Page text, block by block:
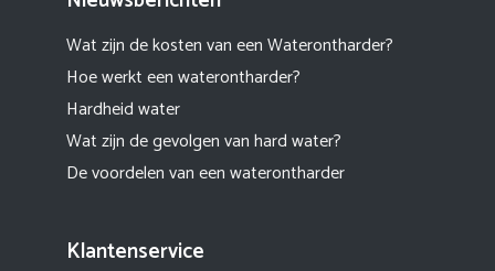
Wat zijn de kosten van een Waterontharder?
Hoe werkt een waterontharder?
Hardheid water
Wat zijn de gevolgen van hard water?
De voordelen van een waterontharder
Klantenservice